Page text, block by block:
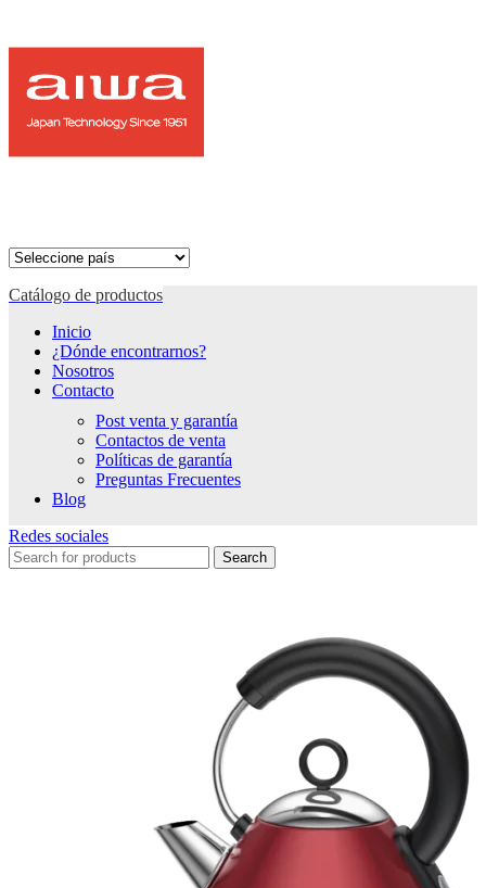
Catálogo de productos
Inicio
¿Dónde encontrarnos?
Nosotros
Contacto
Post venta y garantía
Contactos de venta
Políticas de garantía
Preguntas Frecuentes
Blog
Redes sociales
Search